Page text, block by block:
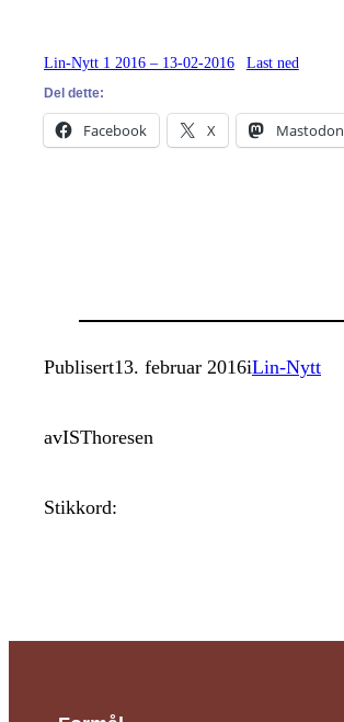
Lin-Nytt 1 2016 – 13-02-2016 Last ned
Del dette:
Facebook X Mastodon
Publisert13. februar 2016iLin-Nytt
avISThoresen
Stikkord: